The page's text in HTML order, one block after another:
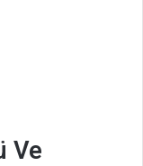
Ve